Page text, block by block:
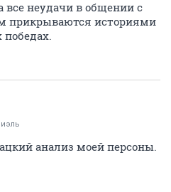
все неудачи в общении с
прикрываются историями
анализ моей персоны.